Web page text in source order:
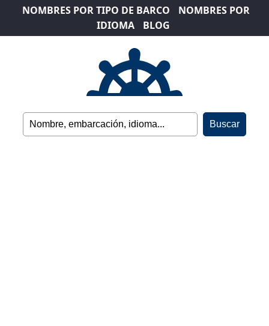
NOMBRES POR TIPO DE BARCO
NOMBRES POR
IDIOMA
BLOG